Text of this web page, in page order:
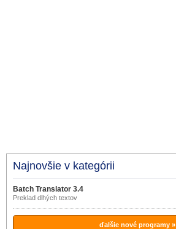
Najnovšie v kategórii
Batch Translator 3.4
Preklad dlhých textov
ďalšie nové programy »